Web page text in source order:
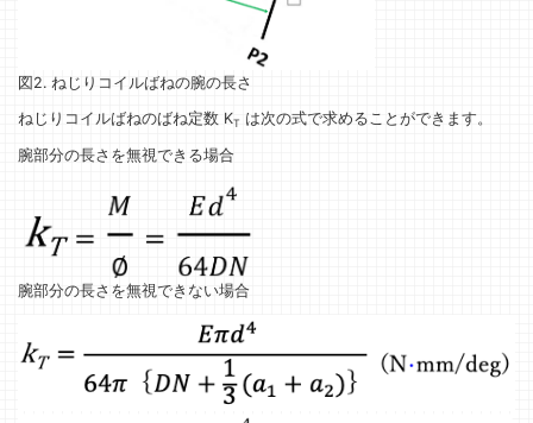
図2. ねじりコイルばねの腕の長さ
ねじりコイルばねのばね定数 KT は次の式で求めることができます。
腕部分の長さを無視できる場合
腕部分の長さを無視できない場合